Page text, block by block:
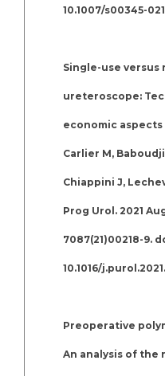
10.1007/s00345-
Single-use versus
ureteroscope:
economic aspects
Carlier M,
Chiappini J,
Prog Urol. 2021
7087(21)00218-9.
10.1016/
Preoperative
An analysis of the